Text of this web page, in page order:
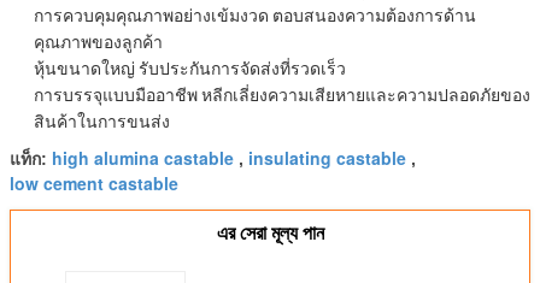
การควบคุมคุณภาพอย่างเข้มงวด ตอบสนองความต้องการด้าน
คุณภาพของลูกค้า
หุ้นขนาดใหญ่ รับประกันการจัดส่งที่รวดเร็ว
การบรรจุแบบมืออาชีพหลีกเลี่ยงความเสียหายและความปลอดภัยของ
สินค้าในการขนส่ง
แท็ก: high alumina castable , insulating castable ,
low cement castable
এর সেরা মূল্য পান